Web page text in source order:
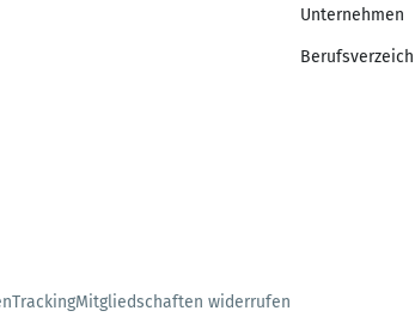
Unternehmen
TrackingMitgliedschaften widerrufen